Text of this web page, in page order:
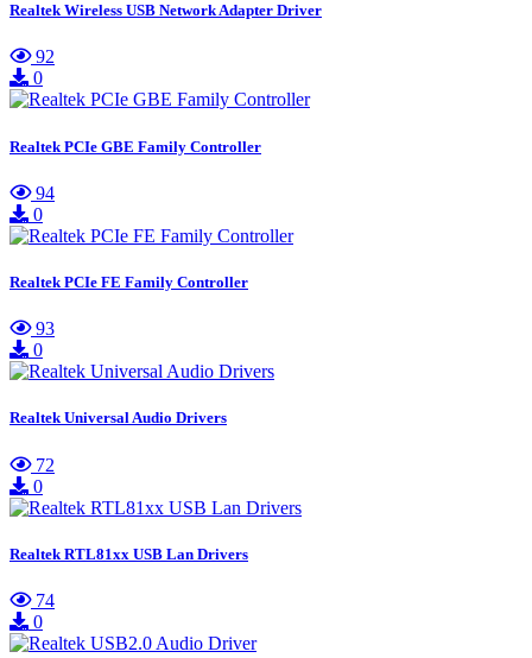
Realtek Wireless USB Network Adapter Driver
92
0
Realtek PCIe GBE Family Controller
94
0
Realtek PCIe FE Family Controller
93
0
Realtek Universal Audio Drivers
72
0
Realtek RTL81xx USB Lan Drivers
74
0